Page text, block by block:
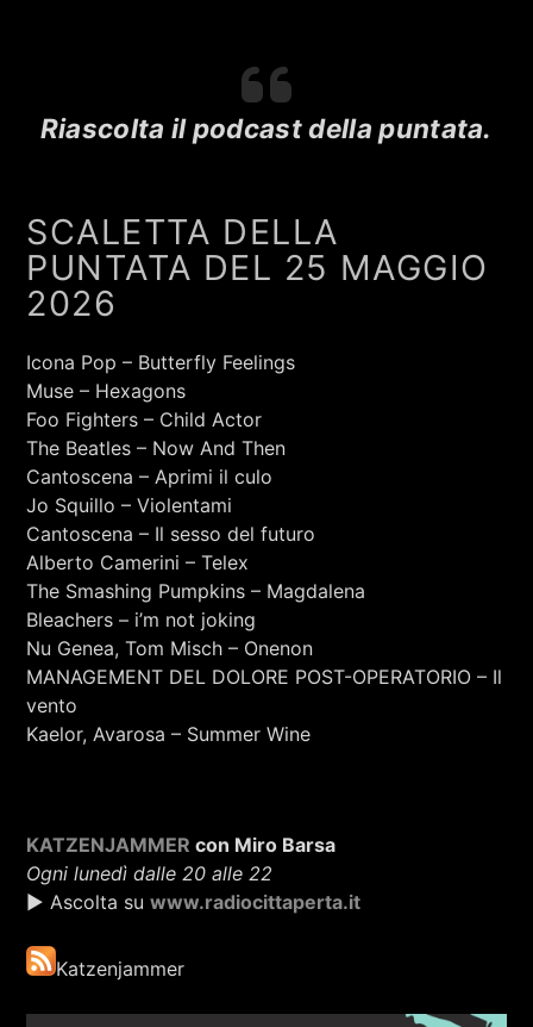
+393401974468
Sostieni Radio Città Aperta
Riascolta il podcast della puntata.
SCALETTA DELLA
PUNTATA DEL 25 MAGGIO
2026
Icona Pop – Butterfly Feelings
Muse – Hexagons
Foo Fighters – Child Actor
The Beatles – Now And Then
Cantoscena – Aprimi il culo
Jo Squillo – Violentami
Cantoscena – Il sesso del futuro
Alberto Camerini – Telex
The Smashing Pumpkins – Magdalena
Bleachers – i’m not joking
Nu Genea, Tom Misch – Onenon
MANAGEMENT DEL DOLORE POST-OPERATORIO – Il
vento
Kaelor, Avarosa – Summer Wine
KATZENJAMMER con Miro Barsa
Ogni lunedì dalle 20 alle 22
▶ Ascolta suwww.radiocittaperta.it
Katzenjammer